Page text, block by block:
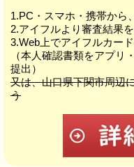
1.PC・スマホ・携帯から
2.アイフルより審査結果
3.Web上でアイフルカー
（本人確認書類をアプリ
提出）
又は、山口県下関市周辺
う